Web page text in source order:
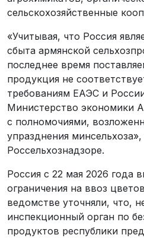
сельскохозяйственные
«Учитывая, что Россия
сбыта армянской
последнее время
продукция не
требованиям ЕАЭС и
Министерство экономики
с полномочиями,
упразднения
Россельхознадзоре.
Россия с 22 мая 2026 года
ограничения на ввоз
ведомстве уточняли, что,
инспекционный орган по
продуктов республики